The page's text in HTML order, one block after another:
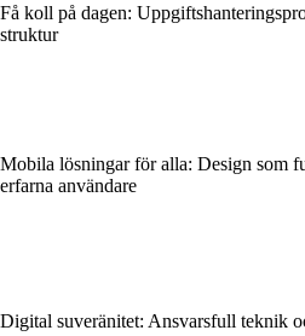
Få koll på dagen:
struktur
Mobila lösningar för alla: Design som
erfarna användare
Digital suveränitet: Ansvarsfull teknik